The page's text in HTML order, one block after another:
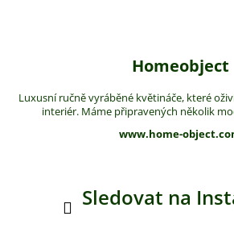
Homeobject
Luxusní ručně vyráběné květináče, které
interiér. Máme připravených několik
www.home-
Sledovat na